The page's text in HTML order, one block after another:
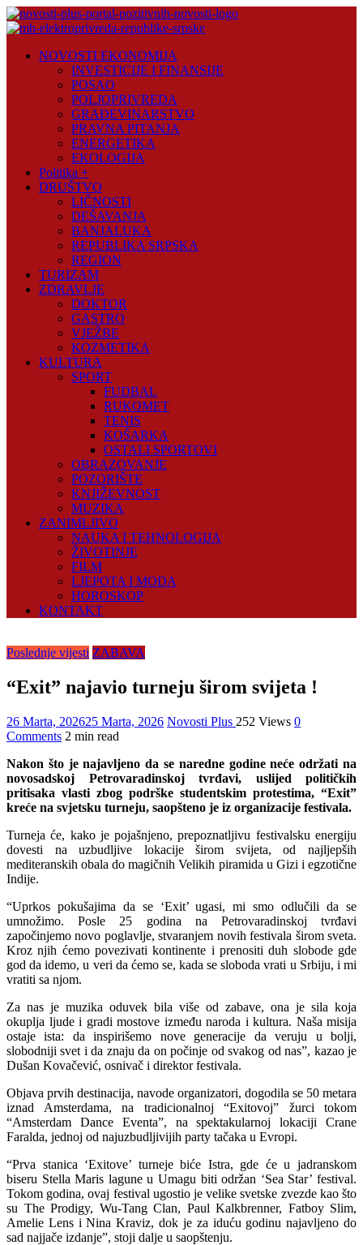
Skip
to
Plus
NOVOSTI EKONOMIJA
INVESTICIJE I FINANSIJE
POSAO
POLJOPRIVREDA
GRAĐEVINARSTVO
PRAVNA PITANJA
ENERGETIKA
EKOLOGIJA
Politika +
DRUŠTVO
LIČNOSTI
DEŠAVANJA
BANJALUKA
REPUBLIKA SRPSKA
REGION
TURIZAM
ZDRAVLJE
DOKTOR
GASTRO
VJEŽBE
KOZMETIKA
KULTURA
SPORT
FUDBAL
RUKOMET
TENIS
KOŠARKA
OSTALI SPORTOVI
OBRAZOVANJE
POZORIŠTE
KNJIŽEVNOST
MUZIKA
ZANIMLJIVO
NAUKA I TEHNOLOGIJA
ŽIVOTINJE
FILM
LJEPOTA I MODA
HOROSKOP
KONTAKT
Poslednje vijesti ZABAVA
“Exit” najavio turneju širom svijeta !
26 Marta, 202625 Marta, 2026 Novosti Plus 252 Views 0
Comments 2 min read
Nakon što je najavljeno da se naredne godine neće održati na
novosadskoj Petrovaradinskoj tvrđavi, uslijed političkih
pritisaka vlasti zbog podrške studentskim protestima, “Exit”
kreće na svjetsku turneju, saopšteno je iz organizacije festivala.
Turneja će, kako je pojašnjeno, prepoznatljivu festivalsku energiju
dovesti na uzbudljive lokacije širom svijeta, od najljepših
mediteranskih obala do magičnih Velikih piramida u Gizi i egzotične
Indije.
“Uprkos pokušajima da se ‘Exit’ ugasi, mi smo odlučili da se
umnožimo. Posle 25 godina na Petrovaradinskoj tvrđavi
započinjemo novo poglavlje, stvaranjem novih festivala širom sveta.
Kroz njih ćemo povezivati kontinente i prenositi duh slobode gde
god da idemo, u veri da ćemo se, kada se sloboda vrati u Srbiju, i mi
vratiti sa njom.
Za nas je muzika oduvek bila više od zabave, ona je sila koja
okuplja ljude i gradi mostove između naroda i kultura. Naša misija
ostaje ista: da inspirišemo nove generacije da veruju u bolji,
slobodniji svet i da znaju da on počinje od svakog od nas”, kazao je
Dušan Kovačević, osnivač i direktor festivala.
Objava prvih destinacija, navode organizatori, dogodila se 50 metara
iznad Amsterdama, na tradicionalnoj “Exitovoj” žurci tokom
“Amsterdam Dance Eventa”, na spektakularnoj lokaciji Crane
Faralda, jednoj od najuzbudljivijih party tačaka u Evropi.
“Prva stanica ‘Exitove’ turneje biće Istra, gde će u jadranskom
biseru Stella Maris lagune u Umagu biti održan ‘Sea Star’ festival.
Tokom godina, ovaj festival ugostio je velike svetske zvezde kao što
su The Prodigy, Wu-Tang Clan, Paul Kalkbrenner, Fatboy Slim,
Amelie Lens i Nina Kraviz, dok je za iduću godinu najavljeno do
sad najjače izdanje”, stoji dalje u saopštenju.